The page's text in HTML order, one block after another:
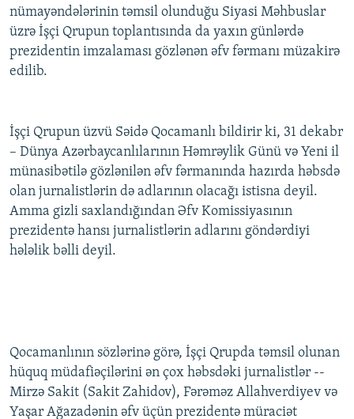
nümayəndələrinin təmsil olunduğu Siyasi Məhbuslar
üzrə İşçi Qrupun toplantısında da yaxın günlərdə
prezidentin imzalaması gözlənən əfv fərmanı müzakirə
edilib.
İşçi Qrupun üzvü Səidə Qocamanlı bildirir ki, 31 dekabr
– Dünya Azərbaycanlılarının Həmrəylik Günü və Yeni il
münasibətilə gözlənilən əfv fərmanında hazırda həbsdə
olan jurnalistlərin də adlarının olacağı istisna deyil.
Amma gizli saxlandığından Əfv Komissiyasının
prezidentə hansı jurnalistlərin adlarını göndərdiyi
hələlik bəlli deyil.
Qocamanlının sözlərinə görə, İşçi Qrupda təmsil olunan
hüquq müdafiəçilərini ən çox həbsdəki jurnalistlər --
Mirzə Sakit (Sakit Zahidov), Fərəməz Allahverdiyev və
Yaşar Ağazadənin əfv üçün prezidentə müraciət